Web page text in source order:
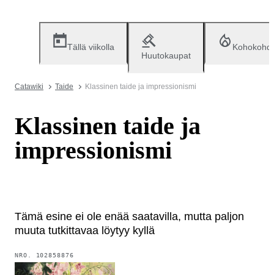
Tällä viikolla
Huutokaupat
Catawiki Taide Klassinen taide ja impressionismi
Klassinen taide ja
impressionismi
Tämä esine ei ole enää saatavilla, mutta paljon
muuta tutkittavaa löytyy kyllä
NRO. 102858876